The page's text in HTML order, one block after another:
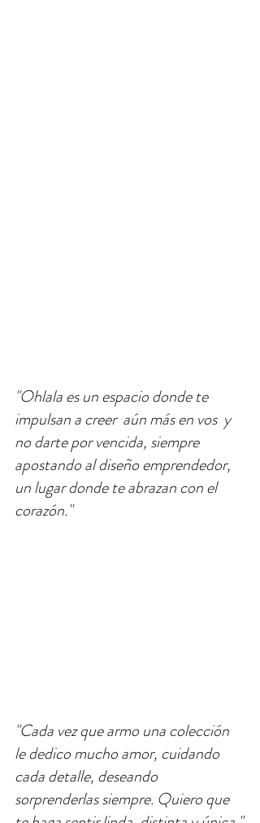
"Ohlala es un espacio donde te
impulsan a creer  aún más en vos  y
no darte por vencida, siempre
apostando al diseño emprendedor,
un lugar donde te abrazan con el
corazón."
"Cada vez que armo una colección
le dedico mucho amor, cuidando
cada detalle, deseando
sorprenderlas siempre. Quiero que